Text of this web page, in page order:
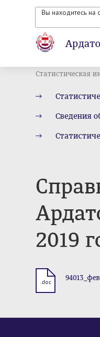
Вы находитесь на
Статистическая
Сведения
2019
.doc